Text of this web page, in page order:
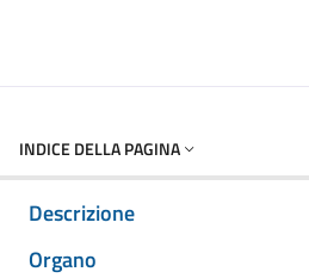
INDICE DELLA PAGINA
Descrizione
Organo